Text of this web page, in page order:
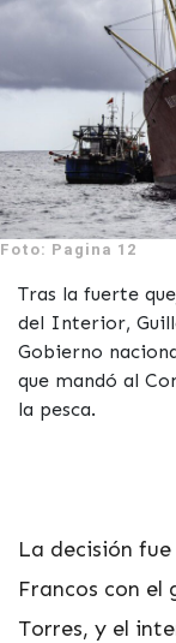
Foto: Pagina 12
Tras la fuerte
del Interior,
Gobierno
que mandó al
la pesca.
La decisión
Francos con
Torres, y el